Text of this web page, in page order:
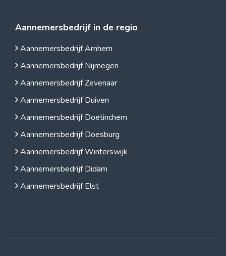
Aannemersbedrijf in de regio
Aannemersbedrijf Arnhem
Aannemersbedrijf Nijmegen
Aannemersbedrijf Zevenaar
Aannemersbedrijf Duiven
Aannemersbedrijf Doetinchem
Aannemersbedrijf Doesburg
Aannemersbedrijf Winterswijk
Aannemersbedrijf Didam
Aannemersbedrijf Elst